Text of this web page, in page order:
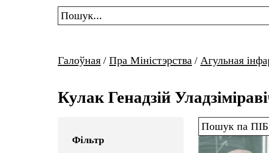
Галоўная / Пра Міністэрства / Агульная
Кулак Генадзій
Фільтр